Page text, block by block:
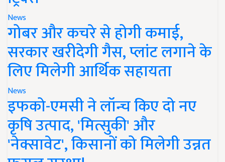
News
गोबर और कचरे से होगी कमाई,
सरकार खरीदेगी गैस, प्लांट लगाने के
लिए मिलेगी आर्थिक सहायता
News
इफको-एमसी ने लॉन्च किए दो नए
कृषि उत्पाद, 'मित्सुकी' और
'नेक्सावेट', किसानों को मिलेगी उन्नत